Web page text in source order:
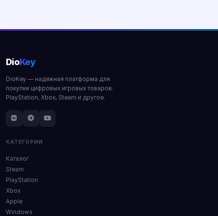
DioKey
DioKey — надёжная платформа для
покупки цифровых игровых товаров.
PlayStation, Xbox, Steam и другое.
КАТЕГОРИИ
Каталог
Steam
PlayStation
Xbox
Apple
Windows